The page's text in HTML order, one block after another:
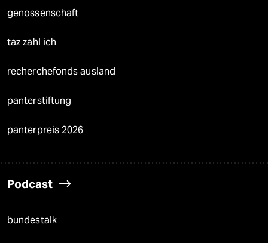
genossenschaft
taz zahl ich
recherchefonds ausland
panterstiftung
panterpreis 2026
Podcast
bundestalk